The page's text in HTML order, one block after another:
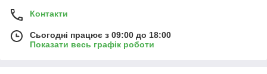
Контакти
Сьогодні працює з 09:00 до 18:00
Показати весь графік роботи